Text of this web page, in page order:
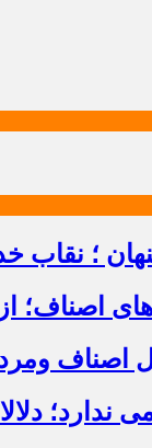
پنهان ؛
اصناف؛
اصناف
ندارد؛